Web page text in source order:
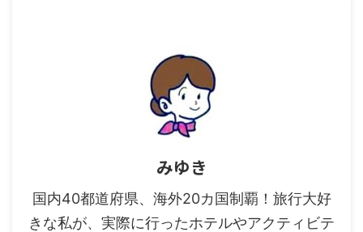
みゆき
国内40都道府県、海外20カ国制覇！旅行大好
きな私が、実際に行ったホテルやアクティビテ